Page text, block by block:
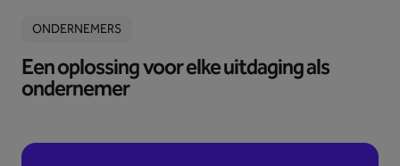
ONDERNEMERS
Een oplossing voor elke uitdaging als
ondernemer